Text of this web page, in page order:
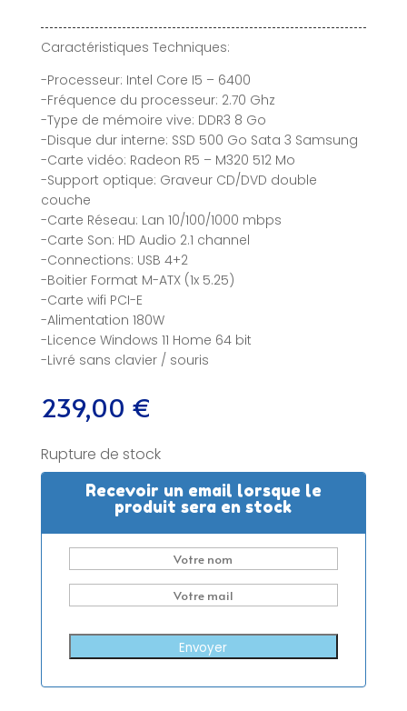
Caractéristiques Techniques:
-Processeur: Intel Core I5 – 6400
-Fréquence du processeur: 2.70 Ghz
-Type de mémoire vive: DDR3 8 Go
-Disque dur interne: SSD 500 Go Sata 3 Samsung
-Carte vidéo: Radeon R5 – M320 512 Mo
-Support optique: Graveur CD/DVD double
couche
-Carte Réseau: Lan 10/100/1000 mbps
-Carte Son: HD Audio 2.1 channel
-Connections: USB 4+2
-Boitier Format M-ATX (1x 5.25)
-Carte wifi PCI-E
-Alimentation 180W
-Licence Windows 11 Home 64 bit
-Livré sans clavier / souris
239,00 €
Rupture de stock
Recevoir un email lorsque le
produit sera en stock
Envoyer